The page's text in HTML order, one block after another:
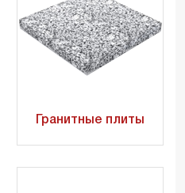
Гранитные плиты